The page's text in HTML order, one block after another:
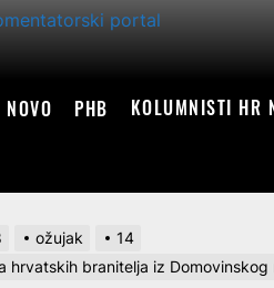
portal
NOVO PHB KOLUMNISTI HR
ožujak
14
hrvatskih branitelja iz